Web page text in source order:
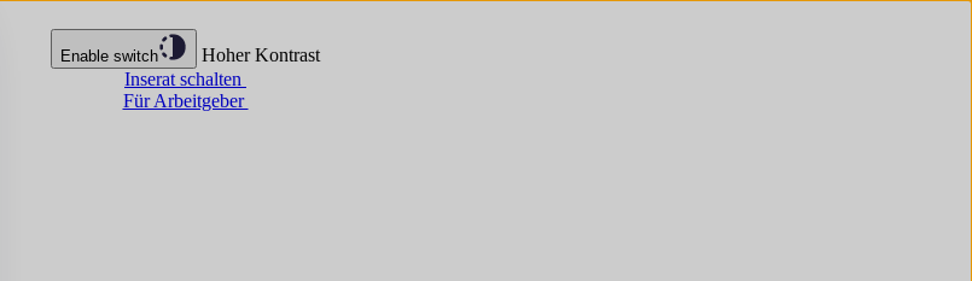
Enable switch
Hoher Kontrast
Inserat schalten
Für Arbeitgeber